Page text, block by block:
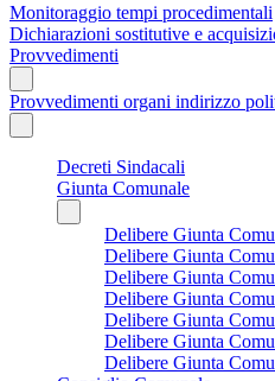
Monitoraggio tempi procedimentali
Dichiarazioni sostitutive e
Provvedimenti
Provvedimenti organi indirizzo
Decreti Sindacali
Giunta Comunale
Delibere Giunta
Delibere Giunta
Delibere Giunta
Delibere Giunta
Delibere Giunta
Delibere Giunta
Delibere Giunta